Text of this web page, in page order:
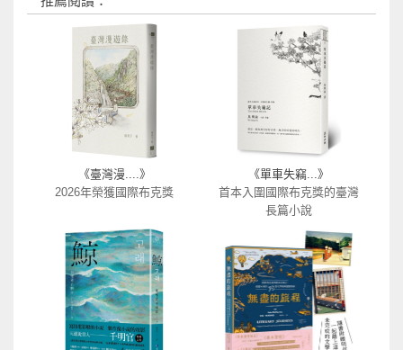
《臺灣漫....》
2026年榮獲國際布克獎
《單車失竊...》
首本入圍國際布克獎的臺灣
長篇小說